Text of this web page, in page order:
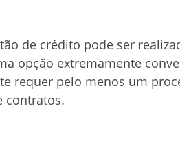
de crédito pode ser
opção extremamente
requer pelo menos um
contratos.